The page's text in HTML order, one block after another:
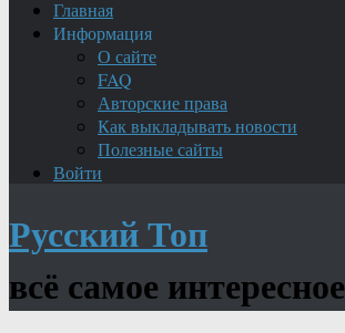
Главная
Информация
О сайте
FAQ
Авторские права
Как выкладывать новости
Полезные сайты
Войти
Русский Топ
всё самое интересное